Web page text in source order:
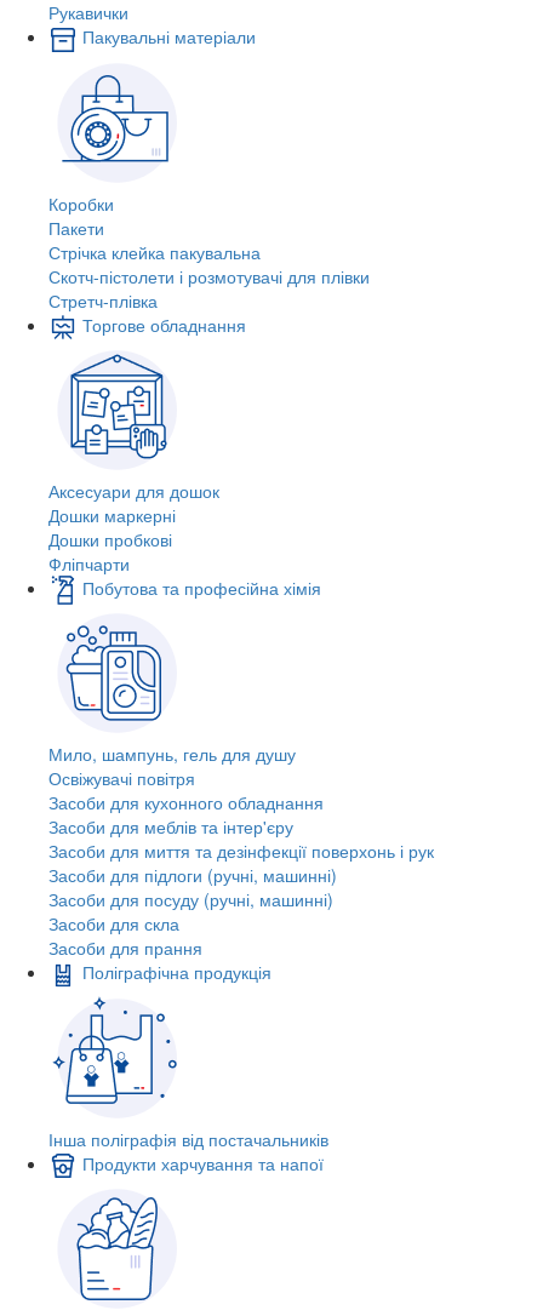
Рукавички
Пакувальні матеріали
Коробки
Пакети
Стрічка клейка пакувальна
Скотч-пістолети і розмотувачі для плівки
Стретч-плівка
Торгове обладнання
Аксесуари для дошок
Дошки маркерні
Дошки пробкові
Фліпчарти
Побутова та професійна хімія
Мило, шампунь, гель для душу
Освіжувачі повітря
Засоби для кухонного обладнання
Засоби для меблів та інтер'єру
Засоби для миття та дезінфекції поверхонь і рук
Засоби для підлоги (ручні, машинні)
Засоби для посуду (ручні, машинні)
Засоби для скла
Засоби для прання
Поліграфічна продукція
Інша поліграфія від постачальників
Продукти харчування та напої